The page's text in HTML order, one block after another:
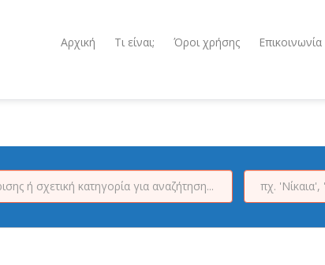
Αρχική Τι είναι; Όροι χρήσης Επικοινωνία